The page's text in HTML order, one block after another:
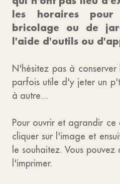
les horaires
bricolage ou de
l'aide d'outils ou
N'hésitez pas à
parfois utile d'y jeter un
à autre...
Pour ouvrir et agrandir ce
cliquer sur l'image et
le souhaitez. Vous
l'imprimer.